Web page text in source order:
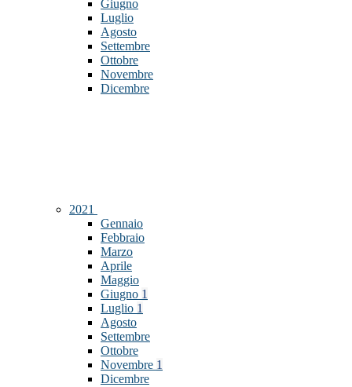
Giugno
Luglio
Agosto
Settembre
Ottobre
Novembre
Dicembre
2021
Gennaio
Febbraio
Marzo
Aprile
Maggio
Giugno 1
Luglio 1
Agosto
Settembre
Ottobre
Novembre 1
Dicembre